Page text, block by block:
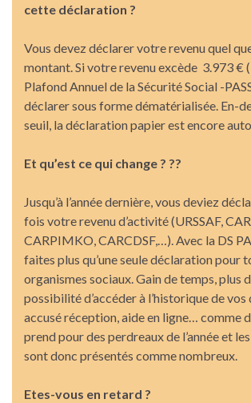
cette déclaration ?
Vous devez déclarer votre revenu quel
montant. Si votre revenu excède 3.973 €
Plafond Annuel de la Sécurité Social -
déclarer sous forme dématérialisée. En-
seuil, la déclaration papier est encore
Et qu’est ce qui change ? ??
Jusqu’à l’année dernière, vous deviez
fois votre revenu d’activité (URSSAF,
CARPIMKO, CARCDSF,…). Avec la DS
faites plus qu’une seule déclaration pour
organismes sociaux. Gain de temps, plus
possibilité d’accéder à l’historique de
accusé réception, aide en ligne… comme
prend pour des perdreaux de l’année et
sont donc présentés comme nombreux.
Etes-vous en retard ?